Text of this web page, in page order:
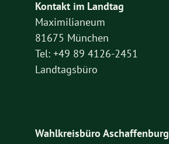
Kontakt im Landtag
Maximilianeum
81675 München
Tel: +49 89 4126-2451
Landtagsbüro
Wahlkreisbüro Aschaffenburg